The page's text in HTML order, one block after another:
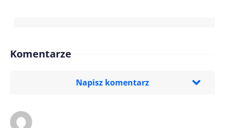
Komentarze
Napisz komentarz
Imię/ Nick*